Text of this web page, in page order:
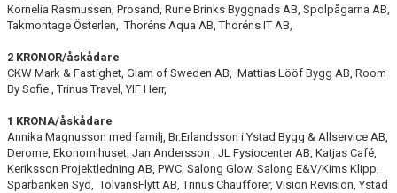
Kornelia Rasmussen, Prosand, Rune Brinks Byggnads AB, Spolpågarna AB,
Takmontage Österlen, Thoréns Aqua AB, Thoréns IT AB,
2 KRONOR/åskådare
CKW Mark & Fastighet, Glam of Sweden AB, Mattias Lööf Bygg AB, Room
By Sofie , Trinus Travel, YIF Herr,
1 KRONA/åskådare
Annika Magnusson med familj, Br.Erlandsson i Ystad Bygg & Allservice AB,
Derome, Ekonomihuset, Jan Andersson , JL Fysiocenter AB, Katjas Café,
Keriksson Projektledning AB, PWC, Salong Glow, Salong E&V/Kims Klipp,
Sparbanken Syd, TolvansFlytt AB, Trinus Chaufförer, Vision Revision, Ystad